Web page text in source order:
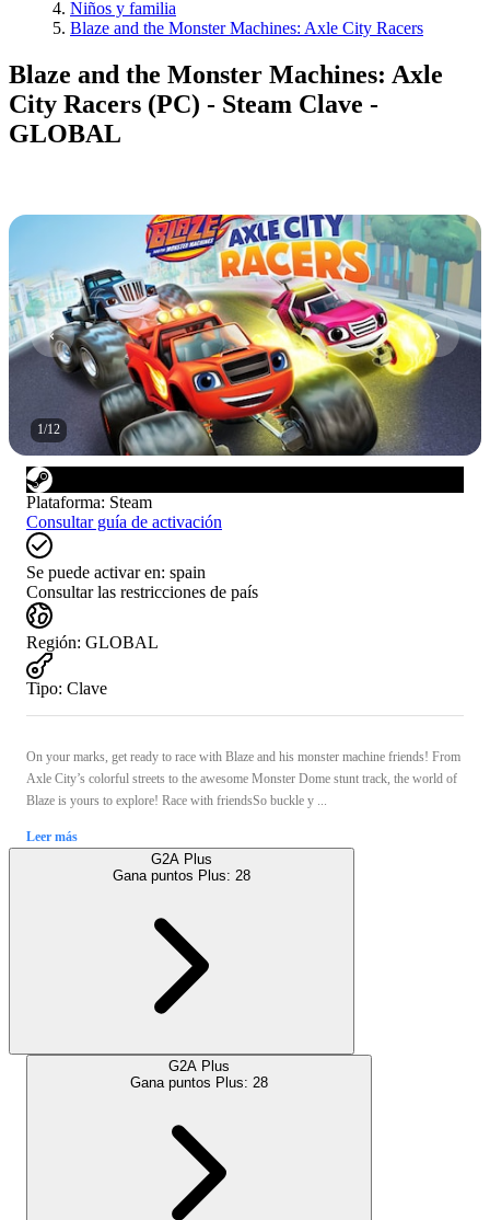
Niños y familia
Blaze and the Monster Machines: Axle City Racers
Blaze and the Monster Machines: Axle
City Racers (PC) - Steam Clave -
GLOBAL
1/12
Plataforma: Steam
Consultar guía de activación
Se puede activar en: spain
Consultar las restricciones de país
Región: GLOBAL
Tipo: Clave
On your marks, get ready to race with Blaze and his monster machine friends! From
Axle City’s colorful streets to the awesome Monster Dome stunt track, the world of
Blaze is yours to explore! Race with friendsSo buckle y ...
Leer más
G2A Plus
Gana puntos Plus: 28
G2A Plus
Gana puntos Plus: 28